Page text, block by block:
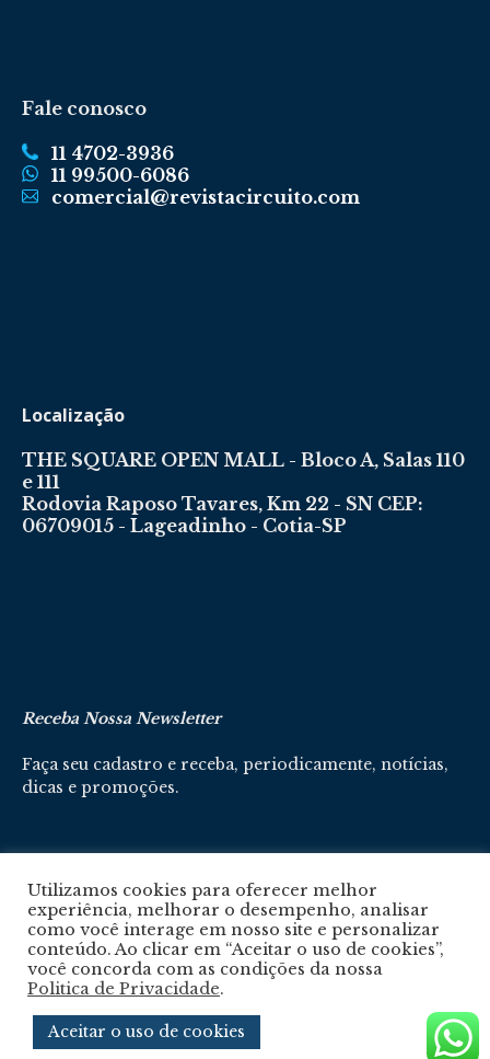
Fale conosco
11 4702-3936
11 99500-6086
comercial@revistacircuito.com
Localização
THE SQUARE OPEN MALL - Bloco A, Salas 110
e 111
Rodovia Raposo Tavares, Km 22 - SN CEP:
06709015 - Lageadinho - Cotia-SP
Receba Nossa Newsletter
Faça seu cadastro e receba, periodicamente, notícias,
dicas e promoções.
Cadastre-se aqui
Política De Privacidade
© 2024 © Revista Circuito. Todos os Direitos Reservados. Desenvolvido com
Utilizamos cookies para oferecer melhor
experiência, melhorar o desempenho, analisar
como você interage em nosso site e personalizar
conteúdo. Ao clicar em “Aceitar o uso de cookies”,
você concorda com as condições da nossa
Politica de Privacidade.
Aceitar o uso de cookies